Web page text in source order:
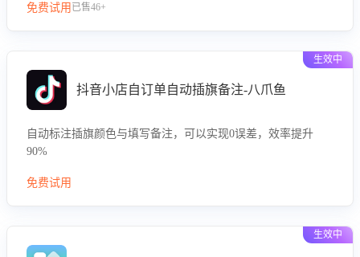
免费试用 已售46+
生效中
抖音小店自订单自动插旗备注-八爪鱼
自动标注插旗颜色与填写备注，可以实现0误差，效率提升
90%
免费试用
生效中